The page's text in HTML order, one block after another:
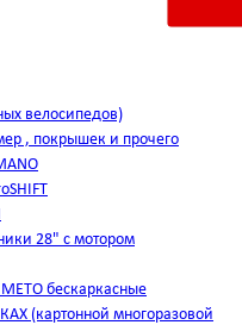
велосипедов)
, покрышек и прочего
28" с мотором
бескаркасные
(картонной многоразовой